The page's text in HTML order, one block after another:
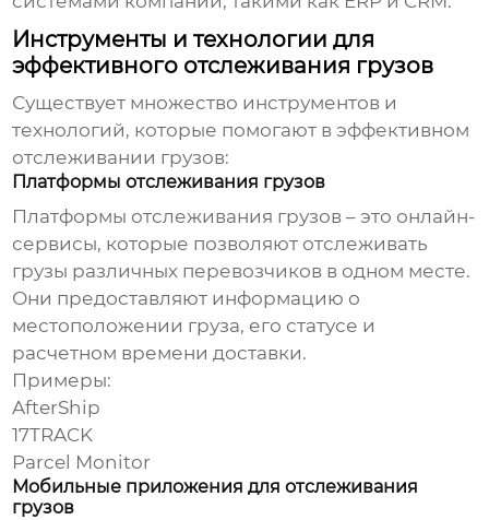
Инструменты и технологии для
эффективного отслеживания грузов
Существует множество инструментов и
технологий, которые помогают вэффективном
отслеживании грузов:
Платформы отслеживания грузов
Платформы отслеживания грузов – это онлайн-
сервисы, которые позволяют отслеживать
грузы различных перевозчиков в одном месте.
Они предоставляют информацию о
местоположении груза, его статусе и
расчетном времени доставки.
Примеры:
AfterShip
17TRACK
Parcel Monitor
Мобильные приложения для отслеживания
грузов